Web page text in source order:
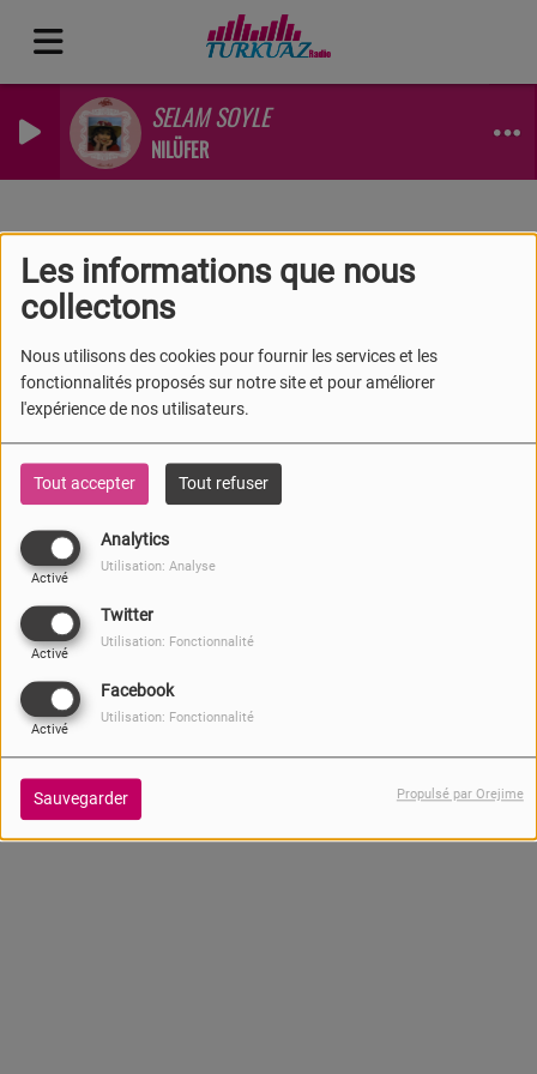
Les informations que nous
collectons
Nous utilisons des cookies pour fournir les services et les
fonctionnalités proposés sur notre site et pour améliorer
l'expérience de nos utilisateurs.
Tout accepter Tout refuser
Analytics
Activé
Utilisation: Analyse
Twitter
Activé
Utilisation: Fonctionnalité
Facebook
Activé
Utilisation: Fonctionnalité
Sauvegarder Propulsé par Orejime
SELAM SOYLE
NILÜFER
Direction